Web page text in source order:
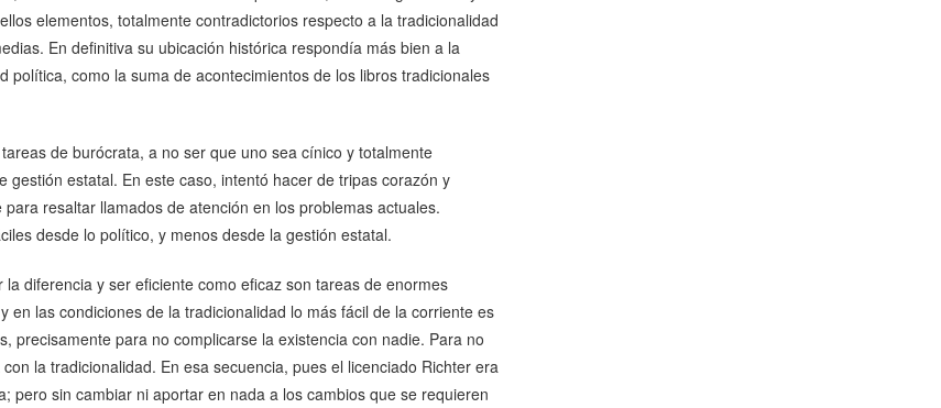
elementos, totalmente contradictorios respecto a la tradicionalidad
En definitiva su ubicación histórica respondía más bien a la
política, como la suma de acontecimientos de los libros tradicionales
de burócrata, a no ser que uno sea cínico y totalmente
gestión estatal. En este caso, intentó hacer de tripas corazón y
resaltar llamados de atención en los problemas actuales.
desde lo político, y menos desde la gestión estatal.
la diferencia y ser eficiente como eficaz son tareas de enormes
en las condiciones de la tradicionalidad lo más fácil de la corriente es
precisamente para no complicarse la existencia con nadie. Para no
la tradicionalidad. En esa secuencia, pues el licenciado Richter era
pero sin cambiar ni aportar en nada a los cambios que se requieren